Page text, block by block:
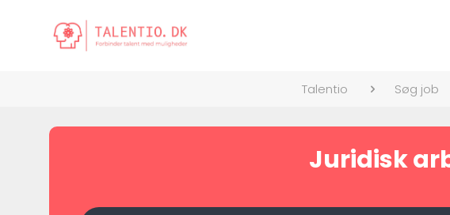
Talentio Søg job
Juridisk